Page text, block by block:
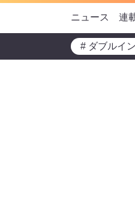
ニュース 連
# ダブルイ